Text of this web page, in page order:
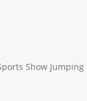
Show Jumping